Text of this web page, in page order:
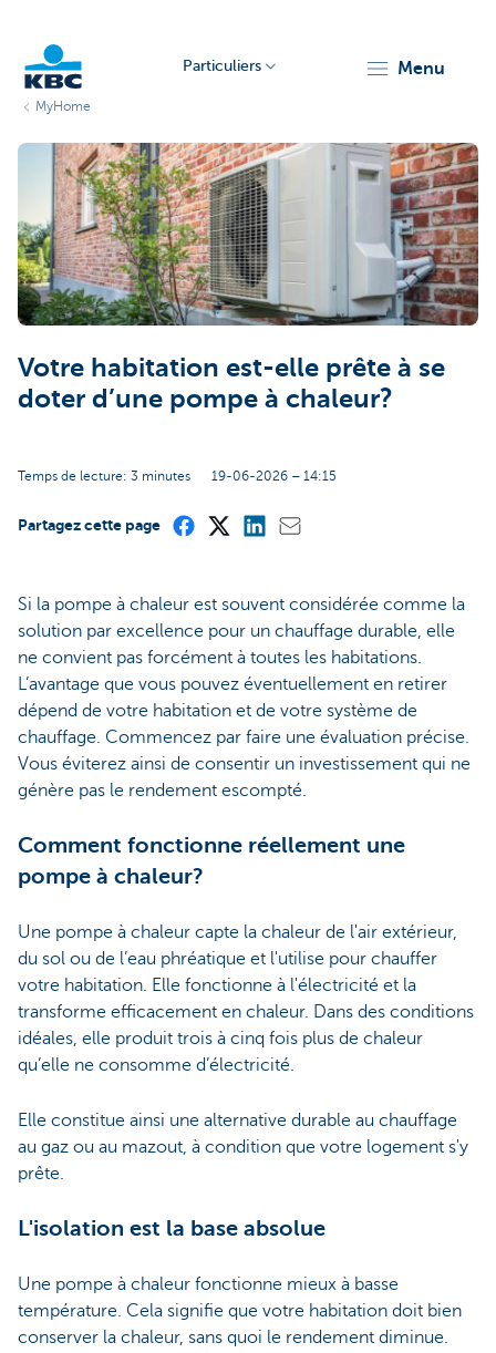
Particuliers menu
MyHome
Votre habitation est-elle prête à se
doter d’une pompe à chaleur?
Temps de lecture: 3 minutes 19-06-2026 – 14:15
Partagez cette page
Si la pompe à chaleur est souvent considérée comme la
solution par excellence pour un chauffage durable, elle
ne convient pas forcément à toutes les habitations.
L’avantage que vous pouvez éventuellement en retirer
dépend de votre habitation et de votre système de
chauffage. Commencez par faire une évaluation précise.
Vous éviterez ainsi de consentir un investissement qui ne
génère pas le rendement escompté.
Comment fonctionne réellement une
pompe à chaleur?
Une pompe à chaleur capte la chaleur de l'air extérieur,
du sol ou de l’eau phréatique et l'utilise pour chauffer
votre habitation. Elle fonctionne à l'électricité et la
transforme efficacement en chaleur. Dans des conditions
idéales, elle produit trois à cinq fois plus de chaleur
qu’elle ne consomme d’électricité.
Elle constitue ainsi une alternative durable au chauffage
au gaz ou au mazout, à condition que votre logement s'y
prête.
L'isolation est la base absolue
Une pompe à chaleur fonctionne mieux à basse
température. Cela signifie que votre habitation doit bien
conserver la chaleur, sans quoi le rendement diminue.